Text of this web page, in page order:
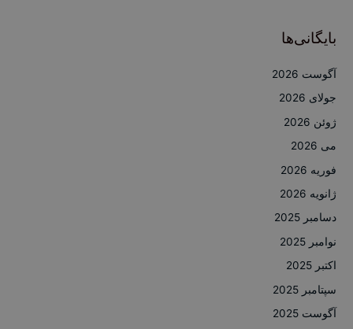
بایگانی‌ها
آگوست 2026
جولای 2026
ژوئن 2026
می 2026
فوریه 2026
ژانویه 2026
دسامبر 2025
نوامبر 2025
اکتبر 2025
سپتامبر 2025
آگوست 2025